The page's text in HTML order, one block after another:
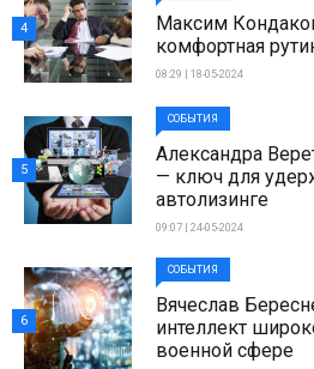
Максим
комфортная
08:29 | 18-05-2024
4
СОБЫТИЯ
Александра
— ключ для
автолизинге
09:07 | 24-05-2024
5
СОБЫТИЯ
Вячеслав
интеллект
военной сфере
6